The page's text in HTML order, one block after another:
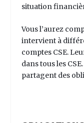
situation
Vous l’aurez
intervient à
comptes CSE.
dans tous les
partagent des